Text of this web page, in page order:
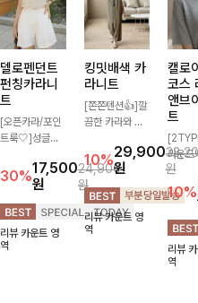
델로펜던트
펀칭카라니
트
[오픈카라/포인
트룩🤍]성글한
통기성 느껴지는
카라 니트! 내추
럴하게 떨어지는
여유핏에 오픈
카라 디테일 더
해져 꾸안꾸 무
30%17,500
원
24,900
원
리뷰 카운트 영
역
킹밋배색 카
라니트
[쫀쫀텐션👍]깔
끔한 카라와 반
만나 하나만 입
어도 완성도 높
은 스타일링을
연출해드려요 부
담 없이 즐기기
좋은 데일리 니
10%29,900
원
원
리뷰 카운트 영
역
캘로
코스
앤브
트
라운드
넥 두
인으로
맞게 선
한 베이
🤍 깔끔
엣과
착용감
10%
리뷰
역